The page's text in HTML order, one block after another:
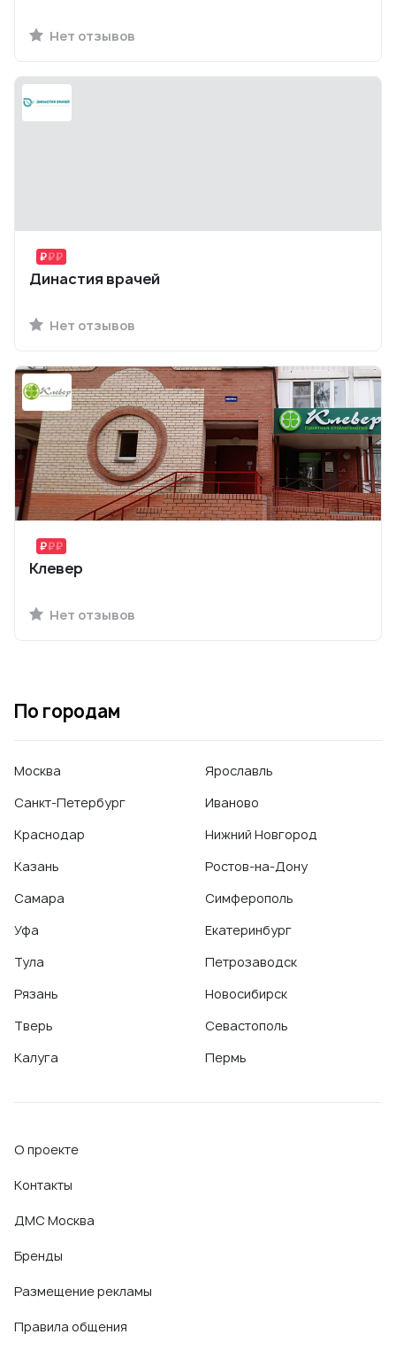
Нет отзывов
Династия врачей
Нет отзывов
Клевер
Нет отзывов
По городам
Москва
Санкт-Петербург
Краснодар
Казань
Самара
Уфа
Тула
Рязань
Тверь
Калуга
Ярославль
Иваново
Нижний Новгород
Ростов-на-Дону
Симферополь
Екатеринбург
Петрозаводск
Новосибирск
Севастополь
Пермь
О проекте
Контакты
ДМС Москва
Бренды
Размещение рекламы
Правила общения